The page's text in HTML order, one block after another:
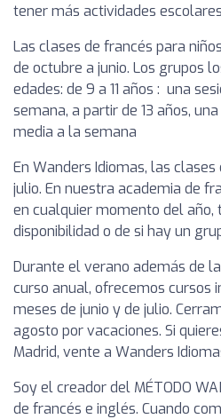
tener más actividades
Las clases de francés para
de octubre a junio. Los grupos
edades: de 9 a 11 años : una
semana, a partir de 13 años,
media a la semana
En Wanders Idiomas, las
julio. En nuestra academia de
en cualquier momento del año,
disponibilidad o de si hay un
Durante el verano además de
curso anual, ofrecemos cursos
meses de junio y de julio.
agosto por vacaciones. Si
Madrid, vente a Wanders
Soy el creador del MÉTODO
de francés e inglés. Cuando